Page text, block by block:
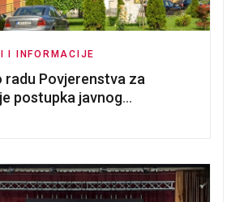
I INFORMACIJE
radu Povjerenstva za
postupka javnog